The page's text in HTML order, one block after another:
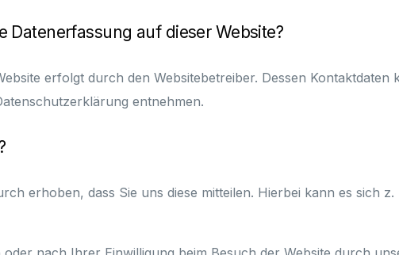
Datenerfassung auf dieser Website?
erfolgt durch den Websitebetreiber. Dessen Kontaktdaten
entnehmen.
erhoben, dass Sie uns diese mitteilen. Hierbei kann es sich